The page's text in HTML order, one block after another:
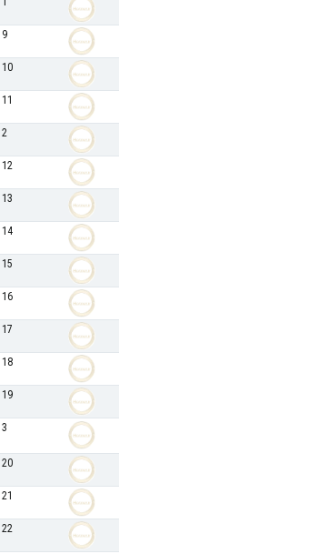
9
10
11
2
12
13
14
15
16
17
18
19
3
20
21
22